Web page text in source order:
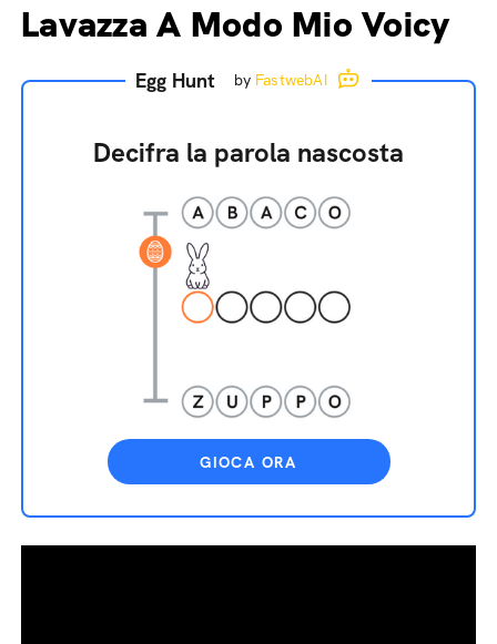
Lavazza A Modo Mio Voicy
Egg Hunt by FastwebAI
Decifra la parola nascosta
GIOCA ORA